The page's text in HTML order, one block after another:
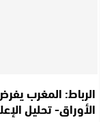
الرباط: المغرب
الأوراق- تحليل